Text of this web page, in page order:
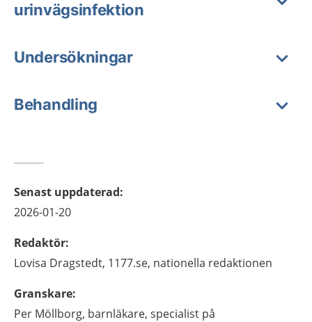
urinvägsinfektion
Undersökningar
Behandling
Senast uppdaterad:
2026-01-20
Redaktör:
Lovisa Dragstedt, 1177.se, nationella redaktionen
Granskare:
Per Möllborg, barnläkare, specialist på